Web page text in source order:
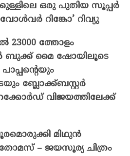
ഒരു പുതിയ സൂപ്പർ
റിങ്കോ’ റിവ്യു
23000 ത്തോളം
ബുക്ക് മൈ ഷോയിലൂടെ
പാപ്പന്റെയും
ബ്ലോക്ക്ബസ്റ്റർ
വിജയത്തിലേക്ക്
മിഥുൻ
– ജയസൂര്യ ചിത്രം